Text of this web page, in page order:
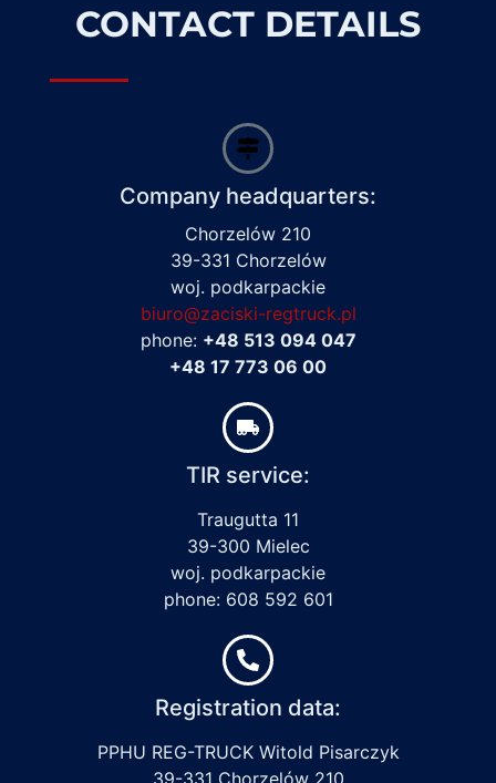
CONTACT DETAILS
Company headquarters:
Chorzelów 210
39-331 Chorzelów
woj. podkarpackie
biuro@zaciski-regtruck.pl
phone: +48 513 094 047
+48 17 773 06 00
TIR service:
Traugutta 11
39-300 Mielec
woj. podkarpackie
phone: 608 592 601
Registration data:
PPHU REG-TRUCK Witold Pisarczyk
39-331 Chorzelów 210